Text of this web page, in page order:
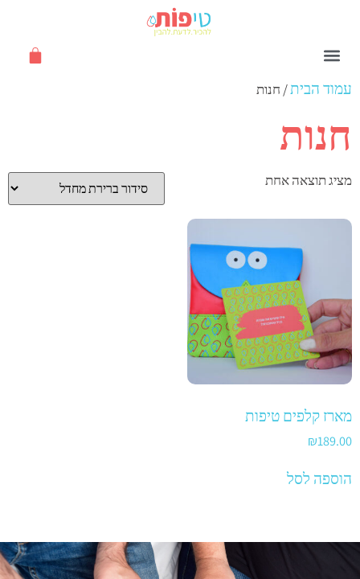
עמוד הבית/ חנות
חנות
מציג תוצאה אחת
מארז קלפים טיפות
₪189.00
הוספה לסל